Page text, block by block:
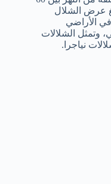
مسقط ويبلغ عرض الشلال
الشلال في الأراضي
وتمثل الشلالات
نياجرا.